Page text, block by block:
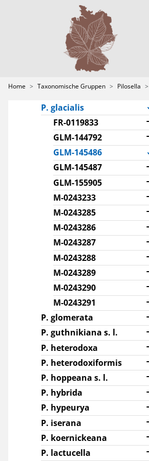
Home Taxonomische Gruppen Pilosella
P. erythrochrista
P. euchaetia
P. fallacina
P. flagellaris
P. fusca
P. glacialis
FR-0119833
GLM-144792
GLM-145486(current)
GLM-145487
GLM-155905
M-0243233
M-0243285
M-0243286
M-0243287
M-0243288
M-0243289
M-0243290
M-0243291
P. glomerata
P. guthnikiana s. l.
P. heterodoxa
P. heterodoxiformis
P. hoppeana s. l.
P. hybrida
P. hypeurya
P. iserana
P. koernickeana
P. lactucella